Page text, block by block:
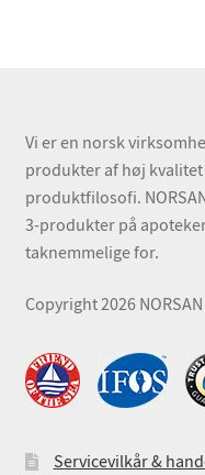
Vi er en norsk
produkter af høj
produktfilosofi.
3-produkter på
taknemmelige for.
Copyright 2026 NORSAN
Servicevilkår &